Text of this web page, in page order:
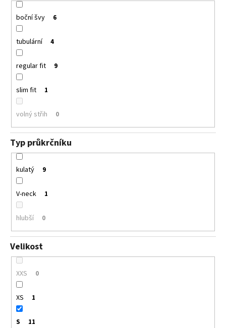
boční švy 6
tubulární 4
regular fit 9
slim fit 1
volný střih 0
Typ průkrčníku
kulatý 9
V-neck 1
hlubší 0
Velikost
XXS 0
XS 1
S 11